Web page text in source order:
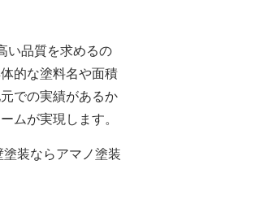
い品質を求めるの
的な塗料名や面積
での実績があるか
ムが実現します。
装ならアマノ塗装